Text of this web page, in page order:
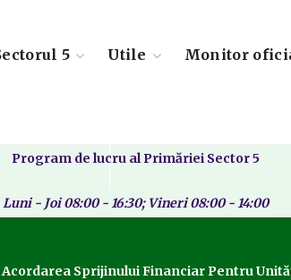
5 Utile Monitor
Program de lucru al Primăriei Sector 5
Luni - Joi 08:00 - 16:30; Vineri 08:00 - 14:00
Sprijinului Financiar Pentru